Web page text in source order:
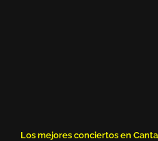
Los mejores conciertos en